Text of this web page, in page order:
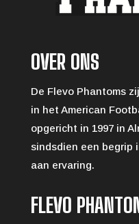
OVER ONS
De Flevo Phantoms
in het American
opgericht in 1997 in
sindsdien een begrip
aan ervaring.
FLEVO